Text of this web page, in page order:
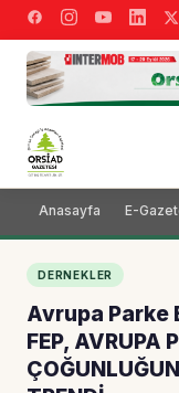
Anasayfa E-
DERNEKLER
Avrupa Parke
FEP, AVRUPA